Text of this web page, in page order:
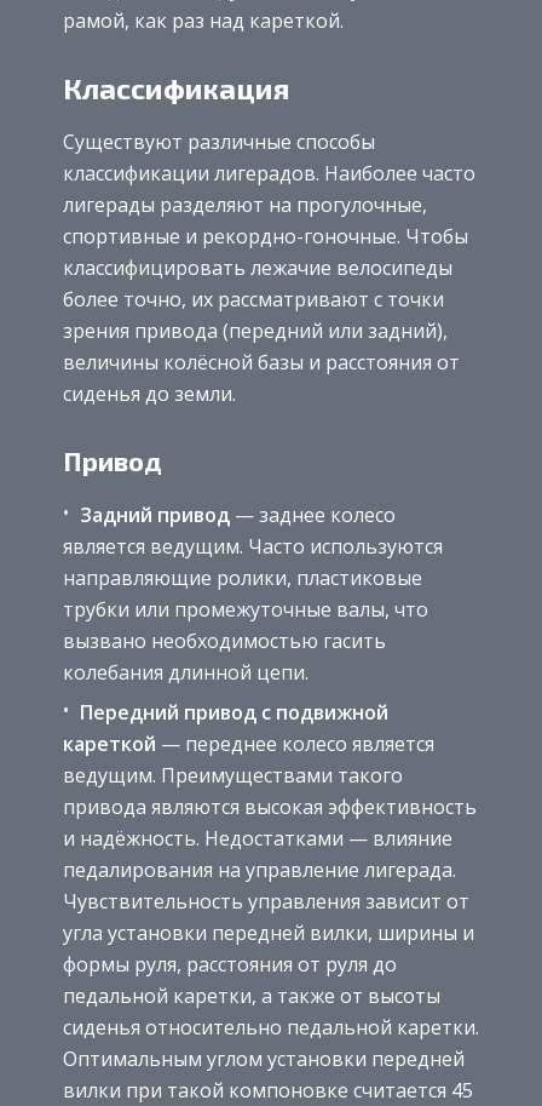
рамой, как раз над кареткой.
Классификация
Существуют различные способы
классификации лигерадов. Наиболее часто
лигерады разделяют на прогулочные,
спортивные и рекордно-гоночные. Чтобы
классифицировать лежачие велосипеды
более точно, их рассматривают с точки
зрения привода (передний или задний),
величины колёсной базы и расстояния от
сиденья до земли.
Привод
Задний привод — заднее колесо
является ведущим. Часто используются
направляющие ролики, пластиковые
трубки или промежуточные валы, что
вызвано необходимостью гасить
колебания длинной цепи.
Передний привод с подвижной
кареткой — переднее колесо является
ведущим. Преимуществами такого
привода являются высокая эффективность
и надёжность. Недостатками — влияние
педалирования на управление лигерада.
Чувствительность управления зависит от
угла установки передней вилки, ширины и
формы руля, расстояния от руля до
педальной каретки, а также от высоты
сиденья относительно педальной каретки.
Оптимальным углом установки передней
вилки при такой компоновке считается 45